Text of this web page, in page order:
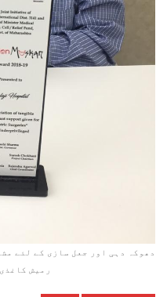
دھوکہ دہی اور جعل سازی کے لئے
رمیش